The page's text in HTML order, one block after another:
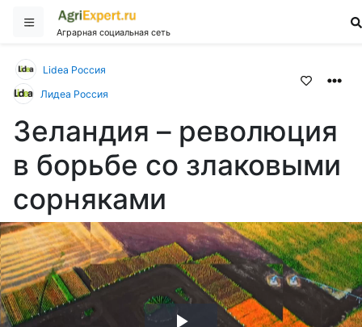
Аграрная социальная сеть
Lidea Россия
Лидеа Россия
Зеландия – революция
в борьбе со злаковыми
сорняками